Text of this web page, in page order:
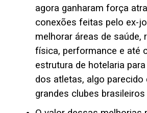
agora ganharam força
conexões feitas pelo ex-
melhorar áreas de saúde,
física, performance e até
estrutura de hotelaria
dos atletas, algo parecido
grandes clubes